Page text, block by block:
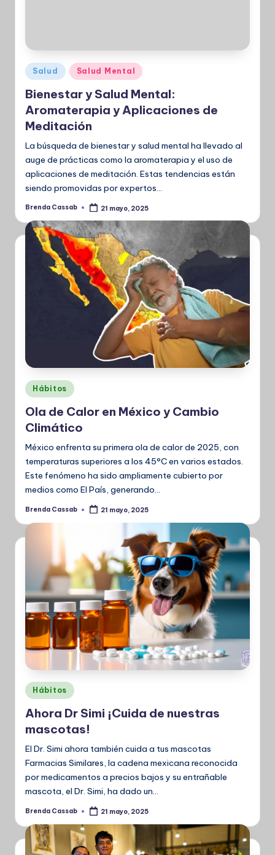
Publicado
en
Salud Salud Mental
Bienestar y Salud Mental:
Aromaterapia y Aplicaciones de
Meditación
La búsqueda de bienestar y salud mental ha llevado al
auge de prácticas como la aromaterapia y el uso de
aplicaciones de meditación. Estas tendencias están
siendo promovidas por expertos…
Publicado
Brenda Cassab 21 mayo, 2025
Publicado
en
Hábitos
Ola de Calor en México y Cambio
Climático
México enfrenta su primera ola de calor de 2025, con
temperaturas superiores a los 45°C en varios estados.
Este fenómeno ha sido ampliamente cubierto por
medios como El País, generando…
Publicado
Brenda Cassab 21 mayo, 2025
Publicado
en
Hábitos
Ahora Dr Simi ¡Cuida de nuestras
mascotas!
El Dr. Simi ahora también cuida a tus mascotas
Farmacias Similares, la cadena mexicana reconocida
por medicamentos a precios bajos y su entrañable
mascota, el Dr. Simi, ha dado un…
Publicado
Brenda Cassab 21 mayo, 2025